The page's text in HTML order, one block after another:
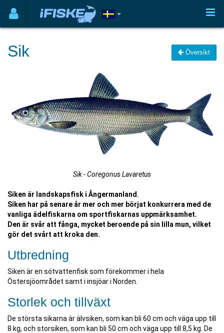
Sik Översikt
Sik - Coregonus Lavaretus
Siken är landskapsfisk i Ångermanland.
Siken har på senare år mer och mer börjat konkurrera med de
vanliga ädelfiskarna om sportfiskarnas uppmärksamhet.
Den är svår att fånga, mycket beroende på sin lilla mun, vilket
gör det svårt att kroka den.
Utbredning
Siken är en sötvattenfisk som förekommer i hela
Östersjöområdet samt i insjöar i Norden.
Storlek och tillväxt
De största sikarna är älvsiken, som kan bli 60 cm och väga upp till
8 kg, och storsiken, som kan bli 50 cm och väga upp till 8,5 kg. De